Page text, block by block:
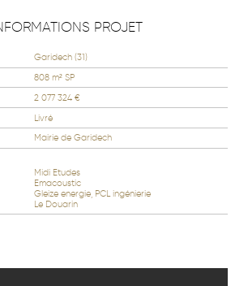
PROJET
Garidech (31)
808 m² SP
2 077 324 €
Livré
Mairie de Garidech
Midi Etudes
Emacoustic
Gleize energie, PCL ingénierie
Le Douarin